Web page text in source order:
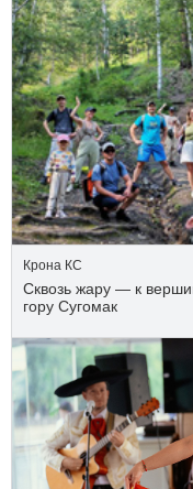
Крона КС
Сквозь жару — к
гору Сугомак